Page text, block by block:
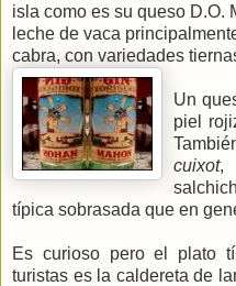
isla como es su queso D.O.
leche de vaca
cabra, con variedades
Un
piel
cuixot,
típica sobrasada que en
Es curioso pero el plato
turistas es la caldereta de